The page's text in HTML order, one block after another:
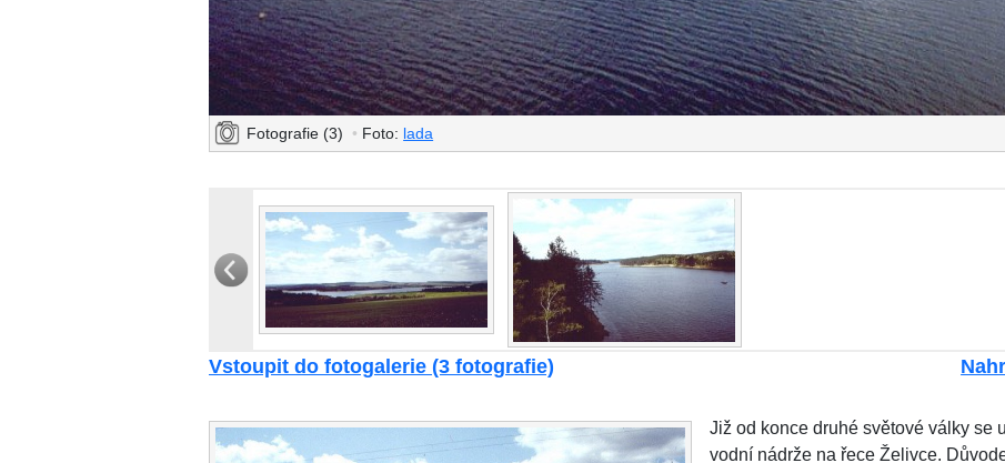
Fotografie (3) • Foto: lada
Vstoupit do fotogalerie (3 fotografie)
Již od konce druhé světové války se
vodní nádrže na řece Želivce.